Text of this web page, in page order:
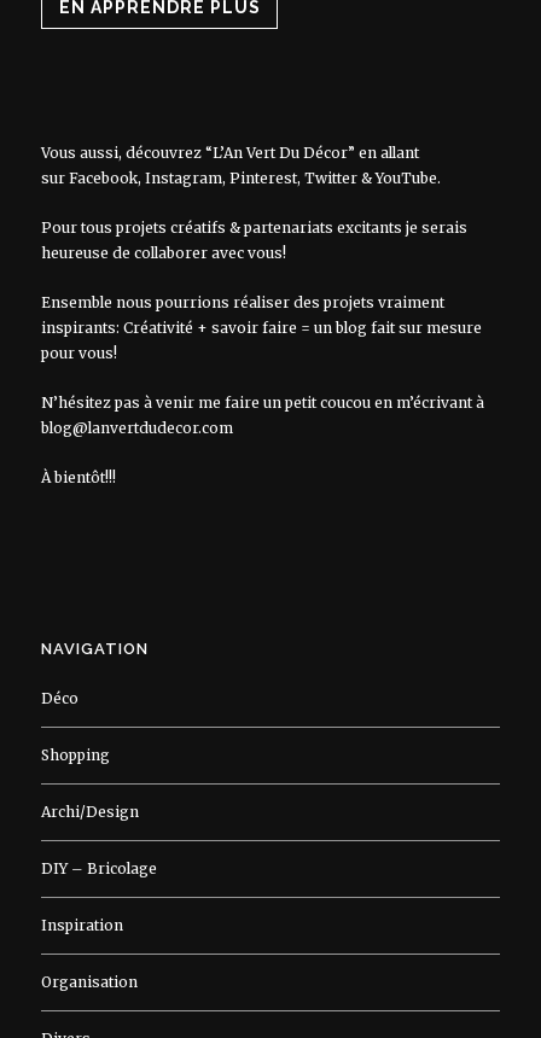
EN APPRENDRE PLUS
Vous aussi, découvrez “L’An Vert Du Décor” en allant
sur Facebook, Instagram, Pinterest, Twitter&YouTube.
Pour tous projets créatifs & partenariats excitants je serais
heureuse de collaborer avec vous!
Ensemble nous pourrions réaliser des projets vraiment
inspirants: Créativité + savoir faire = un blog fait sur mesure
pour vous!
N’hésitez pas à venir me faire un petit coucou en m’écrivant à
blog@lanvertdudecor.com
À bientôt!!!
NAVIGATION
Déco
Shopping
Archi/Design
DIY – Bricolage
Inspiration
Organisation